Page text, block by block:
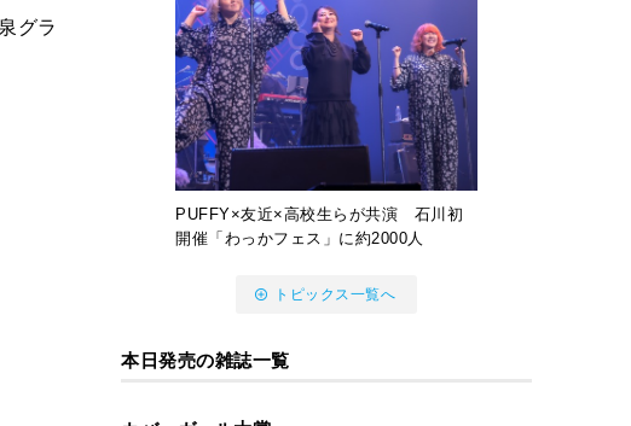
グラ
PUFFY×友近×高校生らが共演 石川初
開催「わっかフェス」に約2000人
トピックス一覧へ
本日発売の雑誌一覧